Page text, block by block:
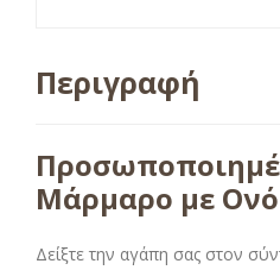
Περιγραφή
Μάρμαρο με
Δείξτε την αγάπη σας στον